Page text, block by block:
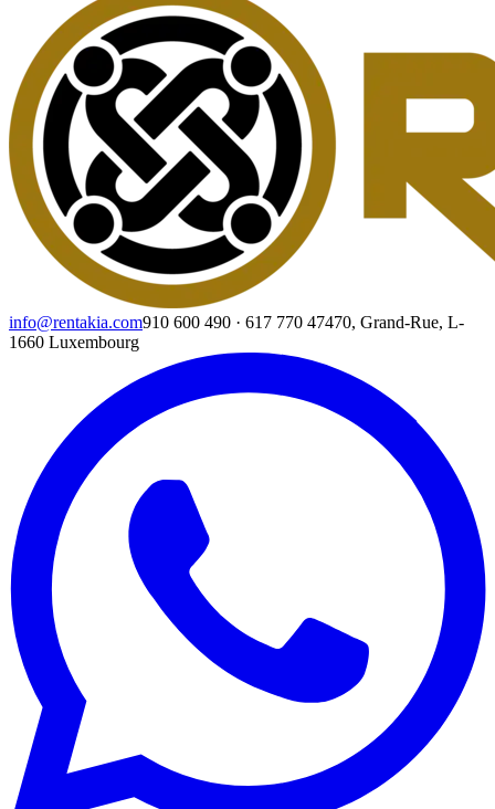
info@rentakia.com910 600 490 · 617 770 47470, Grand-Rue, L-
1660 Luxembourg